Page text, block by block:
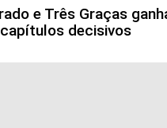
e Três Graças
decisivos